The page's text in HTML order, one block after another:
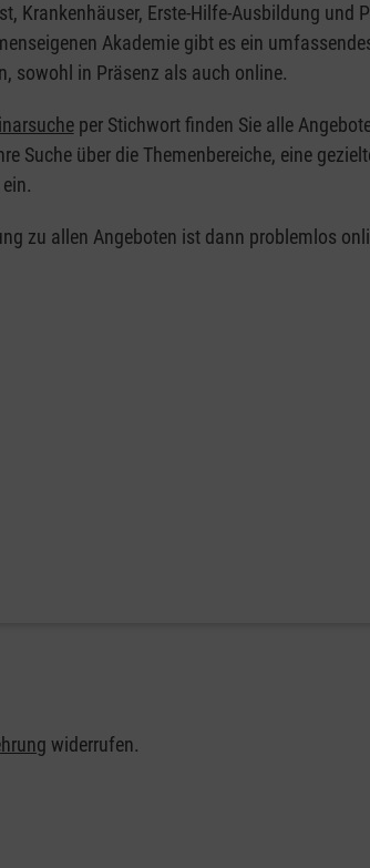
Krankenhäuser, Erste-Hilfe-Ausbildung
Akademie gibt es ein
sowohl in Präsenz als auch online.
per Stichwort finden Sie alle
Suche über die Themenbereiche, eine
zu allen Angeboten ist dann problemlos
widerrufen.